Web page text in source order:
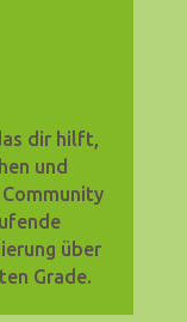
dir hilft,
und
über
Grade.